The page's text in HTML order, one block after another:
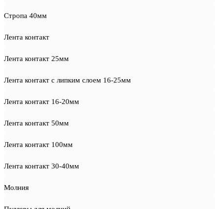
Стропа 40мм
Лента контакт
Лента контакт 25мм
Лента контакт с липким слоем 16-25мм
Лента контакт 16-20мм
Лента контакт 50мм
Лента контакт 100мм
Лента контакт 30-40мм
Молния